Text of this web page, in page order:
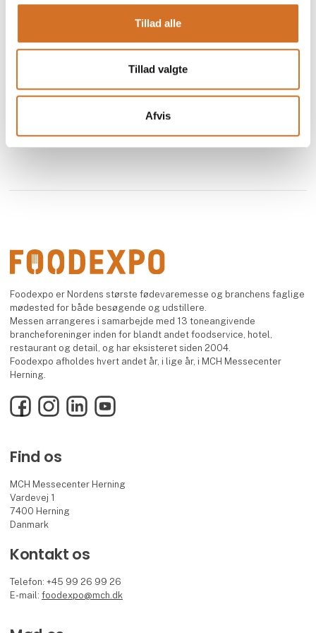
Tillad alle
Tillad valgte
Afvis
Foodexpo er Nordens største fødevaremesse og branchens faglige
mødested for både besøgende og udstillere.
Messen arrangeres i samarbejde med 13 toneangivende
brancheforeninger inden for blandt andet foodservice, hotel,
restaurant og detail, og har eksisteret siden 2004.
Foodexpo afholdes hvert andet år, i lige år, i MCH Messecenter
Herning.
FacebookInstagramLinkedInYouTube
Find os
MCH Messecenter Herning
Vardevej 1
7400 Herning
Danmark
Kontakt os
Telefon: +45 99 26 99 26
E-mail:foodexpo@mch.dk